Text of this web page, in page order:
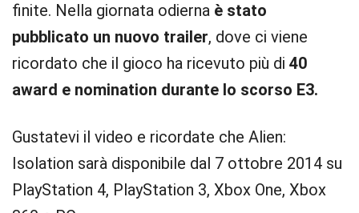
finite. Nella giornata odierna è stato
pubblicato un nuovo trailer, dove ci viene
ricordato che il gioco ha ricevuto più di 40
award e nomination durante lo scorso E3.
Gustatevi il video e ricordate che Alien:
Isolation sarà disponibile dal 7 ottobre 2014 su
PlayStation 4, PlayStation 3, Xbox One, Xbox